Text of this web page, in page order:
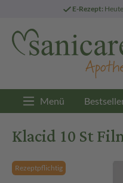
E-Rezept:
Menü
Klacid 10 St
Rezeptpflichtig